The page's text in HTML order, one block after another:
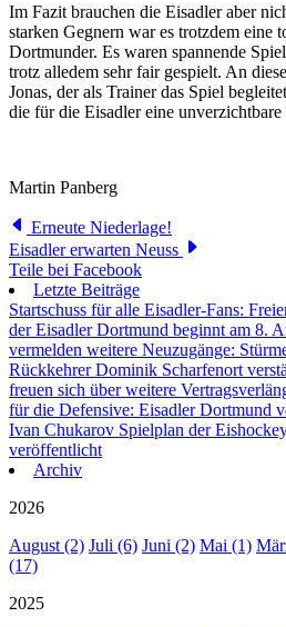
Im Fazit brauchen die Eisadler aber
starken Gegnern war es trotzdem eine
Dortmunder. Es waren spannende
trotz alledem sehr fair gespielt. An
Jonas, der als Trainer das Spiel
die für die Eisadler eine
Martin Panberg
Erneute Niederlage!
Eisadler erwarten Neuss
Teile bei Facebook
Letzte Beiträge
Startschuss für alle Eisadler-Fans:
der Eisadler Dortmund beginnt am 8.
vermelden weitere Neuzugänge:
Rückkehrer Dominik Scharfenort
freuen sich über weitere
für die Defensive: Eisadler Dortmund
Ivan Chukarov Spielplan der
veröffentlicht
Archiv
2026
August (2) Juli (6) Juni (2) Mai (1)
(17)
2025